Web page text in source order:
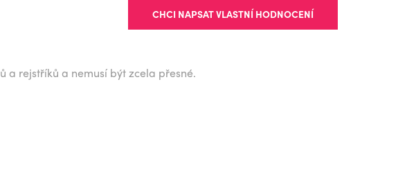
CHCI NAPSAT VLASTNÍ HODNOCENÍ
a rejstříků a nemusí být zcela přesné.